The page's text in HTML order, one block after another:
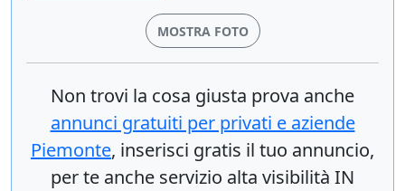
MOSTRA FOTO
Non trovi la cosa giusta prova anche
annunci gratuiti per privati e aziende
Piemonte, inserisci gratis il tuo annuncio,
per te anche servizio alta visibilità IN